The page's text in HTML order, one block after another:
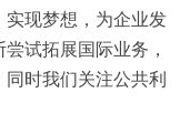
实现梦想，为企业发
试拓展国际业务，
时我们关注公共利